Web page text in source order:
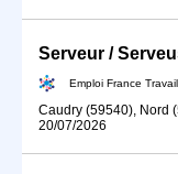
Serveur /
Emploi France Travail
Caudry (59540), Nord
20/07/2026